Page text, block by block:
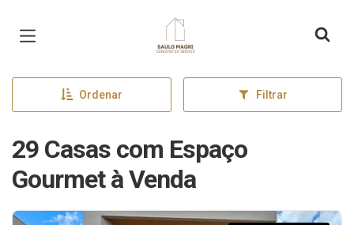
Página inicial
Ordenar Filtrar
29 Casas com Espaço
Gourmet à Venda